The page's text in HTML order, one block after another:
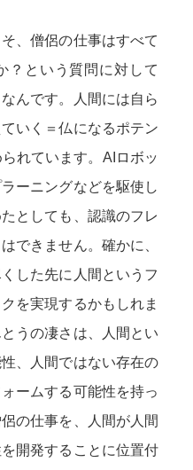
、僧侶の仕事はすべて
？という質問に対して
んです。人間には自ら
いく＝仏になるポテン
れています。AIロボッ
ーニングなどを駆使し
としても、認識のフレ
できません。確かに、
した先に人間というフ
を実現するかもしれま
うの凄さは、人間とい
、人間ではない存在の
ームする可能性を持っ
の仕事を、人間が人間
を開発することに位置付